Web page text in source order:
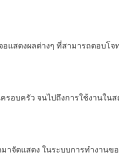
แสดงผลต่างๆ ที่สามารถตอบโ
รอบครัว จนไปถึงการใช้งานใน
ดแสดง ในระบบการทำงานขอ